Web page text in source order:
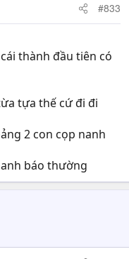
#833
thành đầu tiên có
tựa thế cứ đi đi
2 con cọp nanh
báo thường